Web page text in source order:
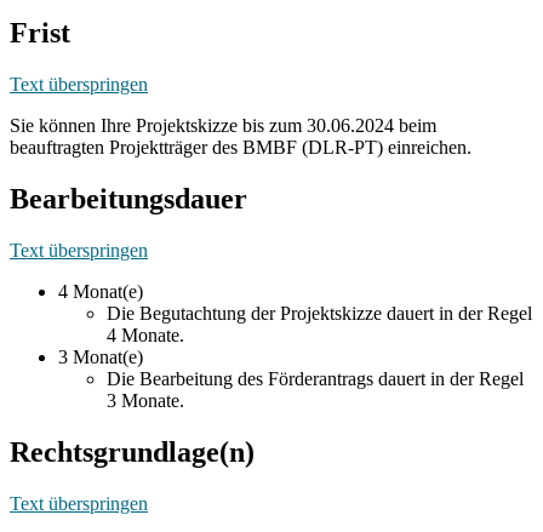
Frist
Text überspringen
Sie können Ihre Projektskizze bis zum 30.06.2024 beim
beauftragten Projektträger des BMBF (DLR-PT) einreichen.
Bearbeitungsdauer
Text überspringen
4 Monat(e)
Die Begutachtung der Projektskizze dauert in der Regel
4 Monate.
3 Monat(e)
Die Bearbeitung des Förderantrags dauert in der Regel
3 Monate.
Rechtsgrundlage(n)
Text überspringen